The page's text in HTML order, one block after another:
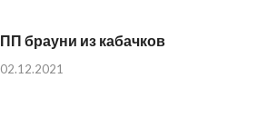
ПП брауни из кабачков
02.12.2021